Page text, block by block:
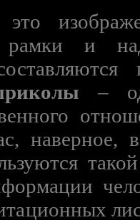
и
–
наверное,